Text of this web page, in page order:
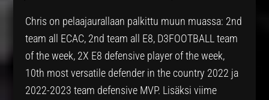
Chris on pelaajaurallaan palkittu muun muassa: 2nd
team all ECAC, 2nd team all E8, D3FOOTBALL team
of the week, 2X E8 defensive player of the week,
10th most versatile defender in the country 2022 ja
2022-2023 team defensive MVP. Lisäksi viime